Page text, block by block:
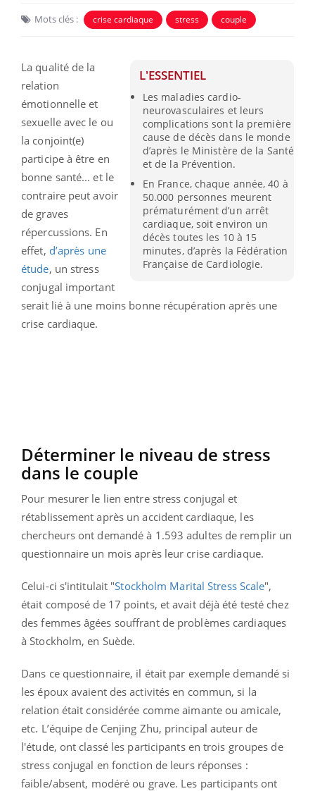
Mots clés : crise cardiaque stress couple
L'ESSENTIEL
Les maladies cardio-
neurovasculaires et leurs
complications sont la première
cause de décès dans le monde
d’après le Ministère de la Santé
et de la Prévention.
En France, chaque année, 40 à
50.000 personnes meurent
prématurément d’un arrêt
cardiaque, soit environ un
décès toutes les 10 à 15
minutes, d’après la Fédération
Française de Cardiologie.
La qualité de la
relation
émotionnelle et
sexuelle avec le ou
la conjoint(e)
participe à être en
bonne santé... et le
contraire peut avoir
de graves
répercussions. En
effet, d’après une
étude, un stress
conjugal important
serait lié à une moins bonne récupération après une
crise cardiaque.
Déterminer le niveau de stress
dans le couple
Pour mesurer le lien entre stress conjugal et
rétablissement après un accident cardiaque, les
chercheurs ont demandé à 1.593 adultes de remplir un
questionnaire un mois après leur crise cardiaque.
Celui-ci s'intitulait "Stockholm Marital Stress Scale",
était composé de 17 points, et avait déjà été testé chez
des femmes âgées souffrant de problèmes cardiaques
à Stockholm, en Suède.
Dans ce questionnaire, il était par exemple demandé si
les époux avaient des activités en commun, si la
relation était considérée comme aimante ou amicale,
etc. L’équipe de Cenjing Zhu, principal auteur de
l'étude, ont classé les participants en trois groupes de
stress conjugal en fonction de leurs réponses :
faible/absent, modéré ou grave. Les participants ont